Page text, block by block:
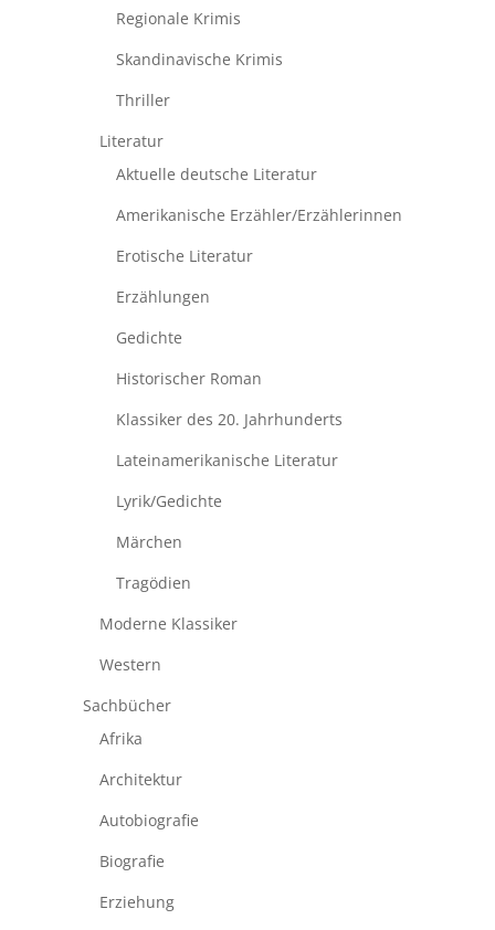
Regionale Krimis
Skandinavische Krimis
Thriller
Literatur
Aktuelle deutsche Literatur
Amerikanische Erzähler/Erzählerinnen
Erotische Literatur
Erzählungen
Gedichte
Historischer Roman
Klassiker des 20. Jahrhunderts
Lateinamerikanische Literatur
Lyrik/Gedichte
Märchen
Tragödien
Moderne Klassiker
Western
Sachbücher
Afrika
Architektur
Autobiografie
Biografie
Erziehung